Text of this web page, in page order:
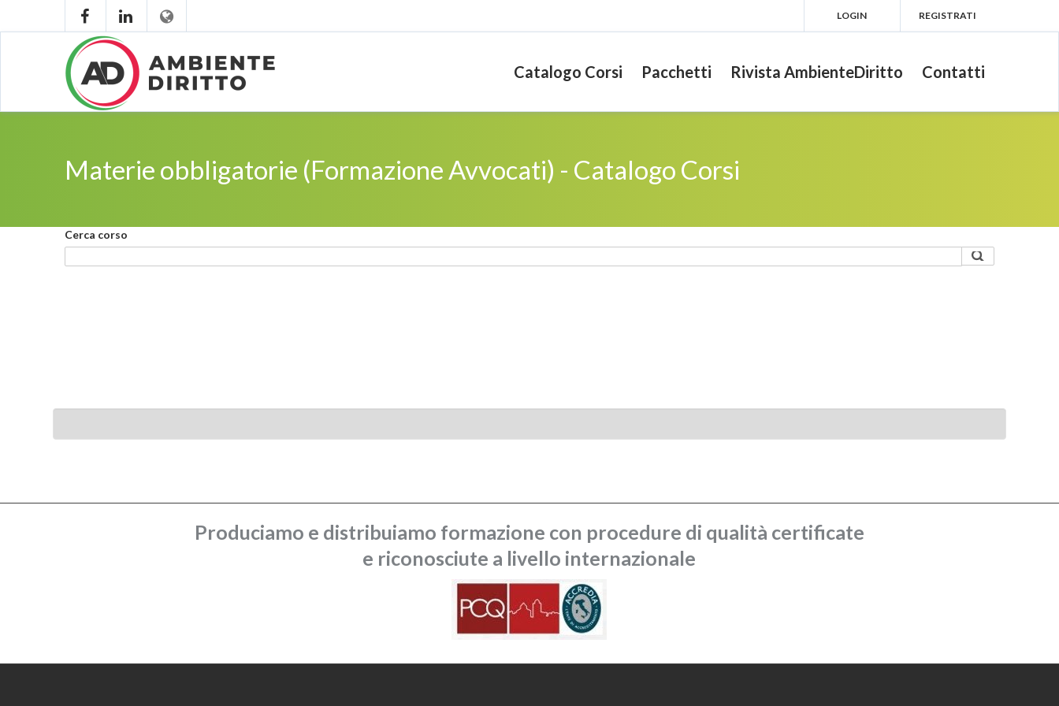
LOGIN REGISTRATI
Catalogo Corsi Pacchetti Rivista AmbienteDiritto Contatti
Materie obbligatorie (Formazione Avvocati) - Catalogo Corsi
Cerca corso
Produciamo e distribuiamo formazione con procedure di qualità certificate
e riconosciute a livello internazionale